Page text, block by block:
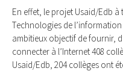
En effet, le projet Usaid/Edb
Technologies de
ambitieux objectif de fournir,
connecter à l’Internet 408
Usaid/Edb, 204 collèges ont